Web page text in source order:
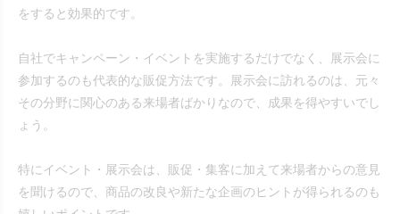
をすると効果的です。
自社でキャンペーン・イベントを実施するだけでなく、展示会に
参加するのも代表的な販促方法です。展示会に訪れるのは、元々
その分野に関心のある来場者ばかりなので、成果を得やすいでし
ょう。
特にイベント・展示会は、販促・集客に加えて来場者からの意見
を聞けるので、商品の改良や新たな企画のヒントが得られるのも